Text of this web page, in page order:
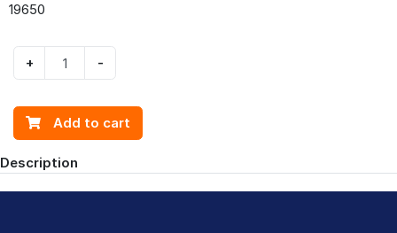
19650
+ -
Add to cart
Description